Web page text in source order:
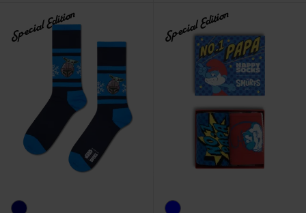
Special Edition Special Edition